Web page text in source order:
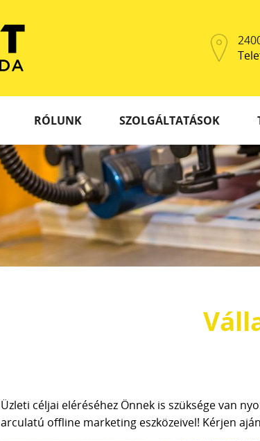
RÓLUNK SZOLGÁLTATÁSOK
Üzleti céljai eléréséhez Önnek is szüksége van
arculatú offline marketing eszközeivel! Kérjen